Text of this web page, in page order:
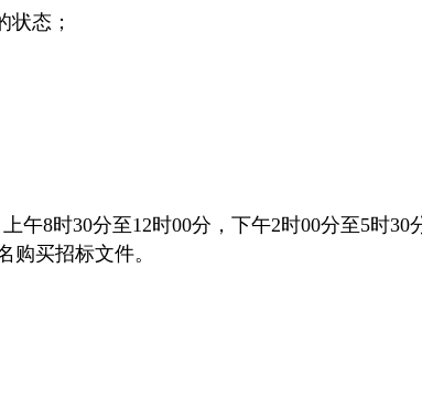
态；
午8时30分至12时00分，下午2时00分至5时
购买招标文件。